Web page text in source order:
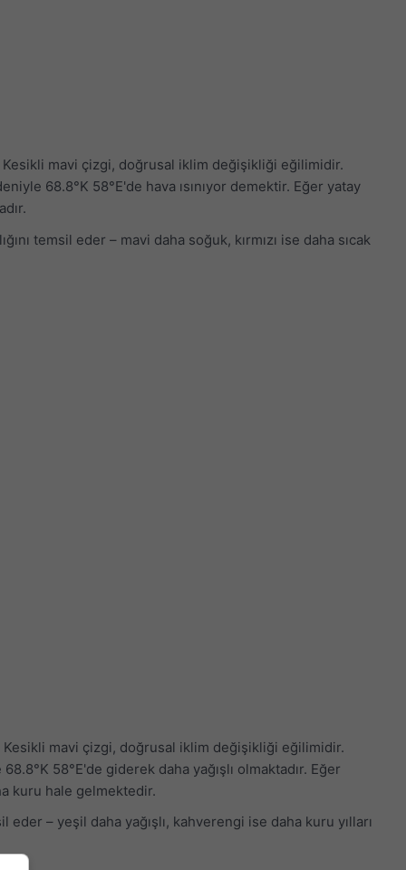
Kesikli mavi çizgi, doğrusal iklim değişikliği eğilimidir.
68.8°K 58°E'de hava ısınıyor demektir. Eğer yatay
temsil eder – mavi daha soğuk, kırmızı ise daha sıcak
mavi çizgi, doğrusal iklim değişikliği eğilimidir.
58°E'de giderek daha yağışlı olmaktadır. Eğer
kuru hale gelmektedir.
– yeşil daha yağışlı, kahverengi ise daha kuru yılları